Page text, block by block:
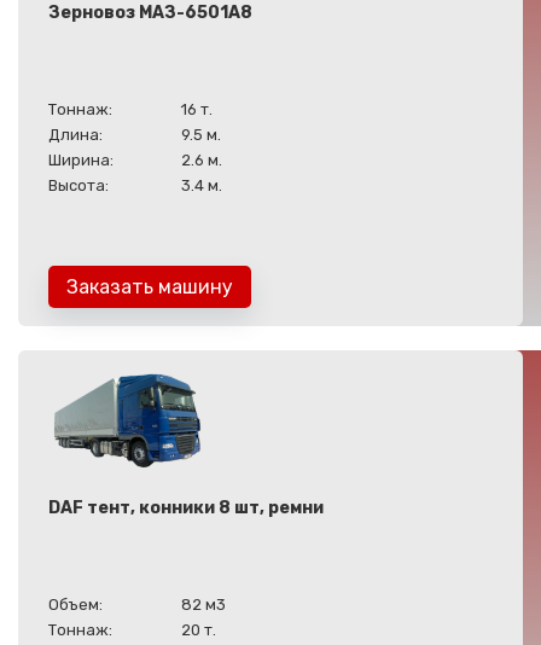
Зерновоз МАЗ-6501А8
Тоннаж:
16 т.
Длина:
9.5 м.
Ширина:
2.6 м.
Высота:
3.4 м.
Заказать машину
DAF тент, конники 8 шт, ремни
Объем:
82 м3
Тоннаж:
20 т.